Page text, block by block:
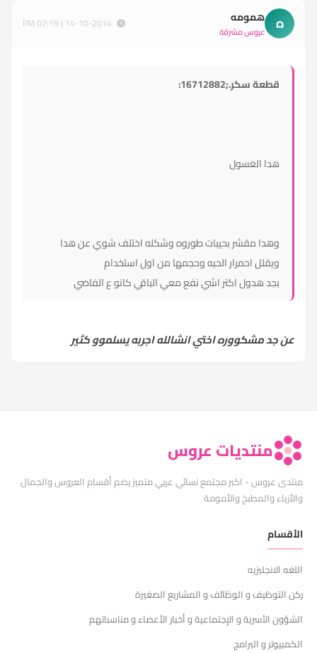
ه همومه
عروس مشرقة
قطعة سكر.;16712882:
هدا الغسول
وهدا مقشر بحيبات طوروه وشكله اختلف شوي عن هدا
ويقلل احمرار الحبه وحجمها من اول استخدام
بجد هدول اكتر اشي نفع معي الباقي كانو ع الفاضي
عن جد مشكووره اختي انشالله اجربه يسلموو كثير
منتديات عروس
منتدى عروس - اكبر مجتمع نسائي عربي متميز يضم أقسام العروس والجمال
والأزياء والمطبخ والأمومة
الأقسام
اللغه الانجليزيه
ركن التوظيف و الوظائف و المشاريع الصغيرة
الشؤون الأسرية و الإجتماعية و أخبار الأعضاء و مناسباتهم
الكمبيوتر و البرامج